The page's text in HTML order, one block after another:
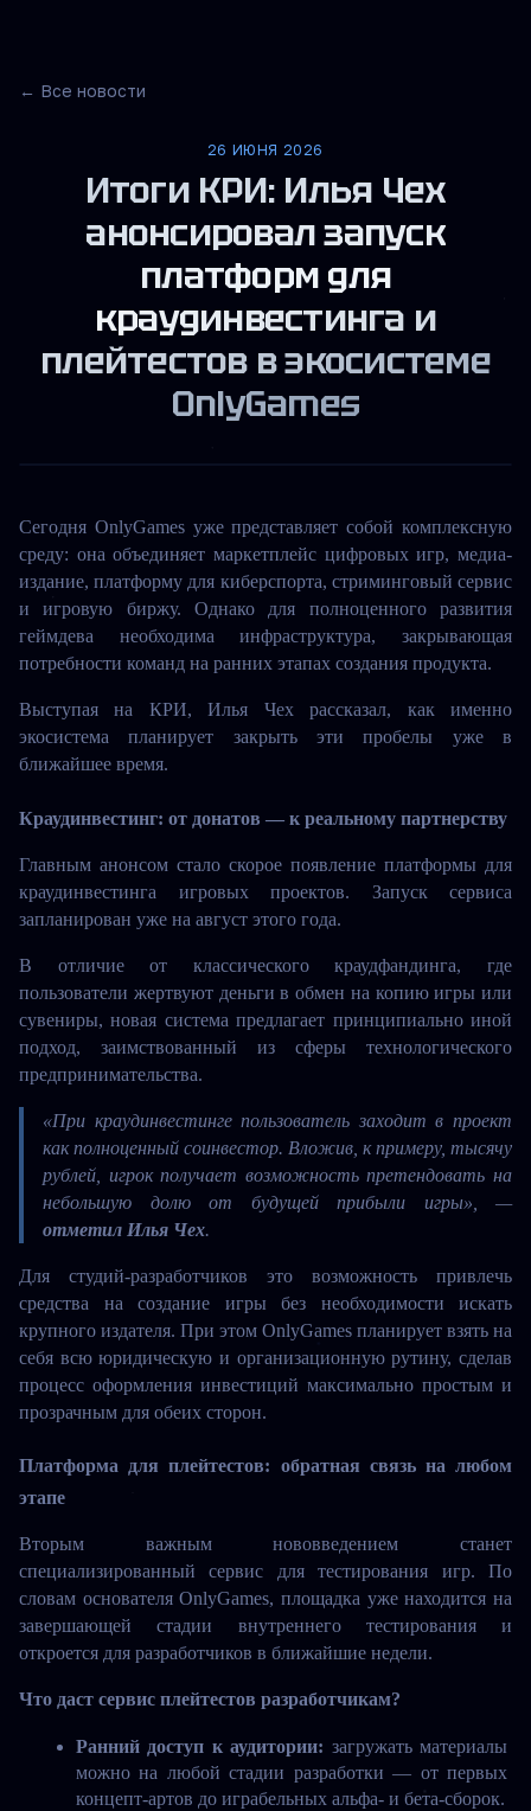
← Все новости
26 ИЮНЯ 2026
Итоги КРИ: Илья Чех
анонсировал запуск
платформ для
краудинвестинга и
плейтестов в экосистеме
OnlyGames
Сегодня OnlyGames уже представляет собой комплексную
среду: она объединяет маркетплейс цифровых игр, медиа-
издание, платформу для киберспорта, стриминговый сервис
и игровую биржу. Однако для полноценного развития
геймдева необходима инфраструктура, закрывающая
потребности команд на ранних этапах создания продукта.
Выступая на КРИ, Илья Чех рассказал, как именно
экосистема планирует закрыть эти пробелы уже в
ближайшее время.
Краудинвестинг: от донатов — к реальному партнерству
Главным анонсом стало скорое появление платформы для
краудинвестинга игровых проектов. Запуск сервиса
запланирован уже на август этого года.
В отличие от классического краудфандинга, где
пользователи жертвуют деньги в обмен на копию игры или
сувениры, новая система предлагает принципиально иной
подход, заимствованный из сферы технологического
предпринимательства.
«При краудинвестинге пользователь заходит в проект
как полноценный соинвестор. Вложив, к примеру, тысячу
рублей, игрок получает возможность претендовать на
небольшую долю от будущей прибыли игры» , —
отметил Илья Чех.
Для студий-разработчиков это возможность привлечь
средства на создание игры без необходимости искать
крупного издателя. При этом OnlyGames планирует взять на
себя всю юридическую и организационную рутину, сделав
процесс оформления инвестиций максимально простым и
прозрачным для обеих сторон.
Платформа для плейтестов: обратная связь на любом
этапе
Вторым важным нововведением станет
специализированный сервис для тестирования игр. По
словам основателя OnlyGames, площадка уже находится на
завершающей стадии внутреннего тестирования и
откроется для разработчиков в ближайшие недели.
Что даст сервис плейтестов разработчикам?
Ранний доступ к аудитории: загружать материалы
можно на любой стадии разработки — от первых
концепт-артов до играбельных альфа- и бета-сборок.